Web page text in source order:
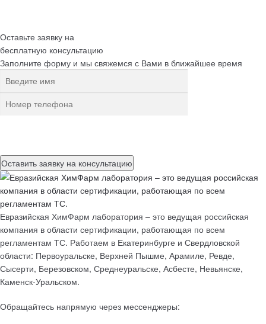
Оставьте заявку на
бесплатную консультацию
Заполните форму и мы свяжемся с Вами в ближайшее время
Евразийская ХимФарм лаборатория – это ведущая российская
компания в области сертификации, работающая по всем
регламентам ТС. Работаем в Екатеринбурге и Свердловской
области: Первоуральске, Верхней Пышме, Арамиле, Ревде,
Сысерти, Березовском, Среднеуральске, Асбесте, Невьянске,
Каменск-Уральском.
Обращайтесь напрямую через мессенджеры: